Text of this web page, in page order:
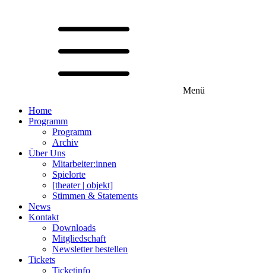
Menü
Home
Programm
Programm
Archiv
Über Uns
Mitarbeiter:innen
Spielorte
[theater | objekt]
Stimmen & Statements
News
Kontakt
Downloads
Mitgliedschaft
Newsletter bestellen
Tickets
Ticketinfo